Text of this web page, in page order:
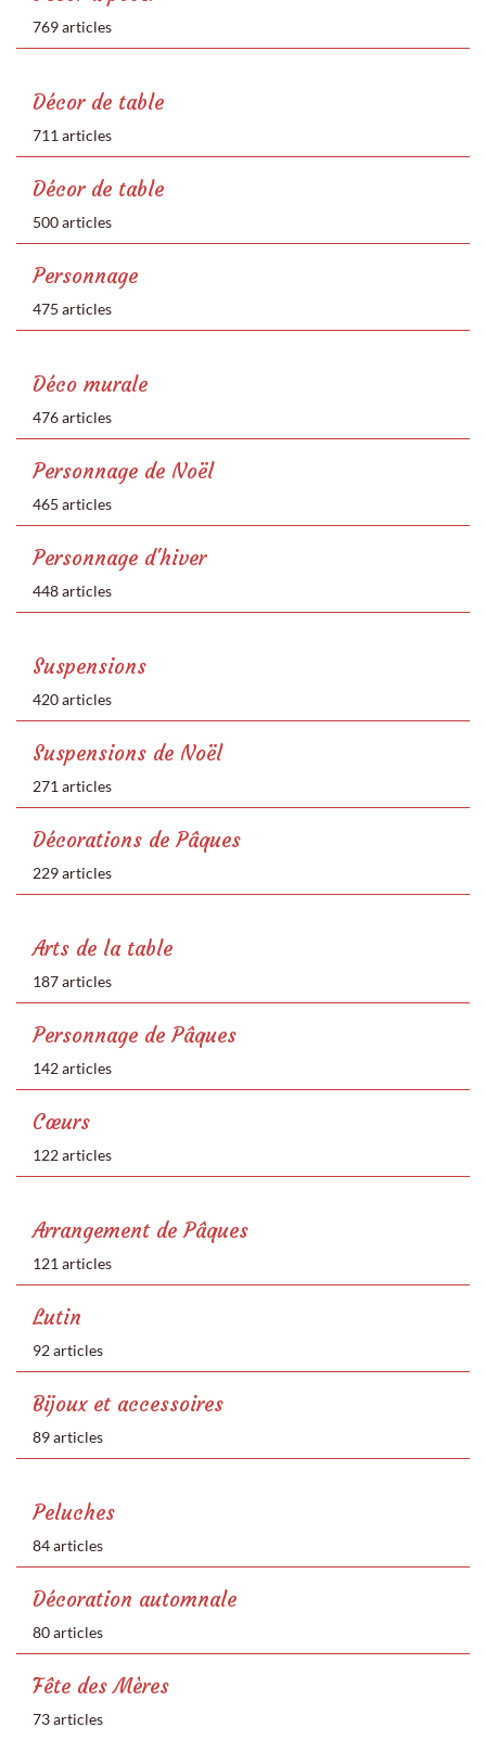
769 articles
Décor de table
711 articles
Décor de table
500 articles
Personnage
475 articles
Déco murale
476 articles
Personnage de Noël
465 articles
Personnage d'hiver
448 articles
Suspensions
420 articles
Suspensions de Noël
271 articles
Décorations de Pâques
229 articles
Arts de la table
187 articles
Personnage de Pâques
142 articles
Cœurs
122 articles
Arrangement de Pâques
121 articles
Lutin
92 articles
Bijoux et accessoires
89 articles
Peluches
84 articles
Décoration automnale
80 articles
Fête des Mères
73 articles